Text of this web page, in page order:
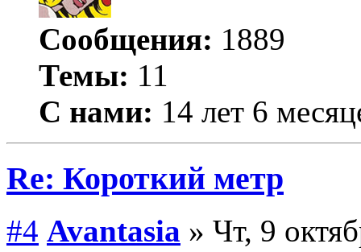
Сообщения: 1889
Темы: 11
С нами: 14 лет 6
Re: Короткий метр
#4 Avantasia » Чт, 9